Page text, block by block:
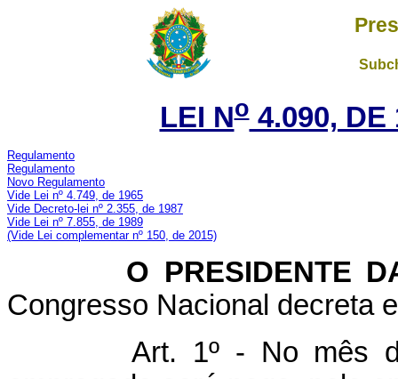
LEI No4.090, DE
Regulamento
Regulamento
Novo Regulamento
Vide Lei nº 4.749, de 1965
Vide Decreto-lei nº 2.355, de 1987
Vide Lei nº 7.855, de 1989
(Vide Lei complementar nº 150, de 2015)
O PRESIDENTE
Congresso Nacional decreta
Art. 1º - No mês